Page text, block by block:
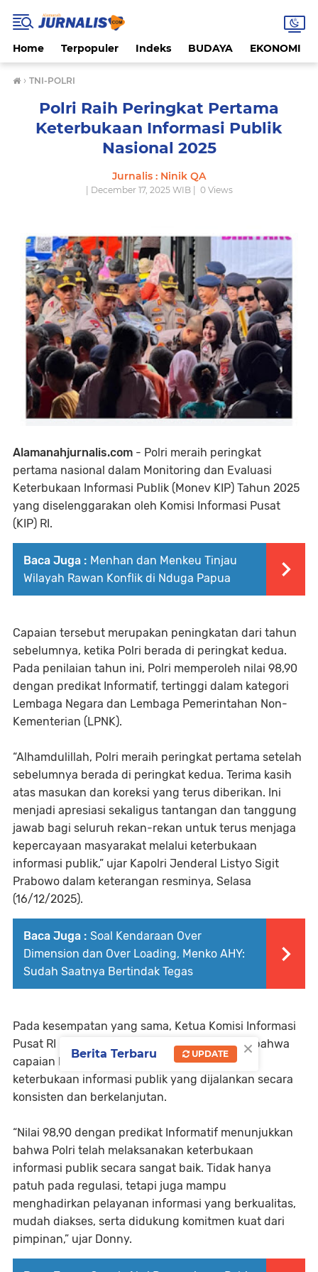
Home Terpopuler Indeks BUDAYA EKONOMI
› TNI-POLRI
Polri Raih Peringkat Pertama
Keterbukaan Informasi Publik
Nasional 2025
Jurnalis : Ninik QA
| December 17, 2025 WIB | 0Views
Alamanahjurnalis.com - Polri meraih peringkat
pertama nasional dalam Monitoring dan Evaluasi
Keterbukaan Informasi Publik (Monev KIP) Tahun 2025
yang diselenggarakan oleh Komisi Informasi Pusat
(KIP) RI.
Baca Juga : Menhan dan Menkeu Tinjau
Wilayah Rawan Konflik di Nduga Papua
Capaian tersebut merupakan peningkatan dari tahun
sebelumnya, ketika Polri berada di peringkat kedua.
Pada penilaian tahun ini, Polri memperoleh nilai 98,90
dengan predikat Informatif, tertinggi dalam kategori
Lembaga Negara dan Lembaga Pemerintahan Non-
Kementerian (LPNK).
“Alhamdulillah, Polri meraih peringkat pertama setelah
sebelumnya berada di peringkat kedua. Terima kasih
atas masukan dan koreksi yang terus diberikan. Ini
menjadi apresiasi sekaligus tantangan dan tanggung
jawab bagi seluruh rekan-rekan untuk terus menjaga
kepercayaan masyarakat melalui keterbukaan
informasi publik,” ujar Kapolri Jenderal Listyo Sigit
Prabowo dalam keterangan resminya, Selasa
(16/12/2025).
Baca Juga : Soal Kendaraan Over
Dimension dan Over Loading, Menko AHY:
Sudah Saatnya Bertindak Tegas
Pada kesempatan yang sama, Ketua Komisi Informasi
Pusat RI Donny Yoesgiantoro menyampaikan bahwa
capaian Polri mencerminkan implementasi
keterbukaan informasi publik yang dijalankan secara
konsisten dan berkelanjutan.
“Nilai 98,90 dengan predikat Informatif menunjukkan
bahwa Polri telah melaksanakan keterbukaan
informasi publik secara sangat baik. Tidak hanya
patuh pada regulasi, tetapi juga mampu
menghadirkan pelayanan informasi yang berkualitas,
mudah diakses, serta didukung komitmen kuat dari
pimpinan,” ujar Donny.
×
Berita Terbaru UPDATE